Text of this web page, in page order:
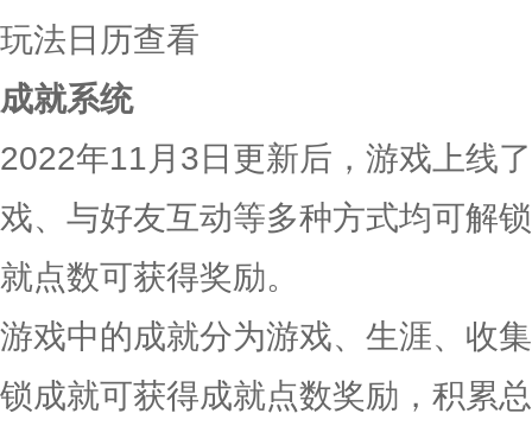
玩法日历查看
成就系统
2022年11月3日更新后，游戏上线
戏、与好友互动等多种方式均可解
就点数可获得奖励。
游戏中的成就分为游戏、生涯、收
锁成就可获得成就点数奖励，积累